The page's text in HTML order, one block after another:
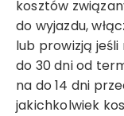
kosztów
do wyjazdu,
lub prowizją
do 30 dni od
na do 14 dni
jakichkolwiek